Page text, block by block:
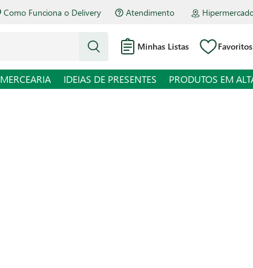
Como Funciona o Delivery Atendimento
Minhas Listas Favoritos
MERCEARIA IDEIAS DE PRESENTES PRODUTOS EM